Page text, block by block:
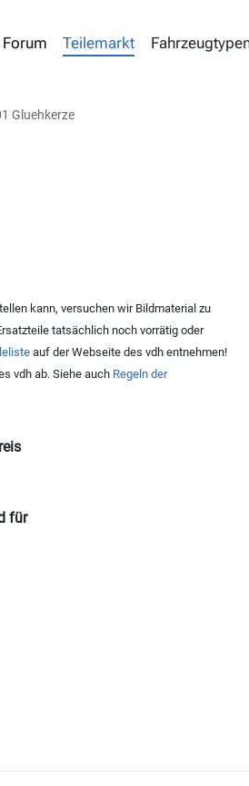
Teilemarkt
Gluehkerze
kann, versuchen wir Bildmaterial zu
tatsächlich noch vorrätig oder
auf der Webseite des vdh entnehmen!
vdh ab. Siehe auch Regeln der
für